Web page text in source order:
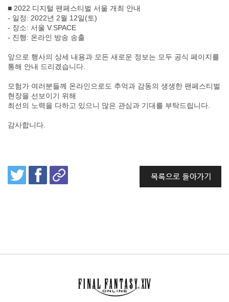
■ 2022 디지털 팬페스티벌 서울 개최 안내
- 일정: 2022년 2월 12일(토)
- 장소: 서울 V.SPACE
- 진행: 온라인 방송 송출
앞으로 행사의 상세 내용과 모든 새로운 정보는 모두 공식 페이지를
통해 안내 드리겠습니다.
모험가 여러분들께 온라인으로도 추억과 감동의 생생한 팬페스티벌
현장을 선보이기 위해
최선의 노력을 다하고 있으니 많은 관심과 기대를 부탁드립니다.
감사합니다.